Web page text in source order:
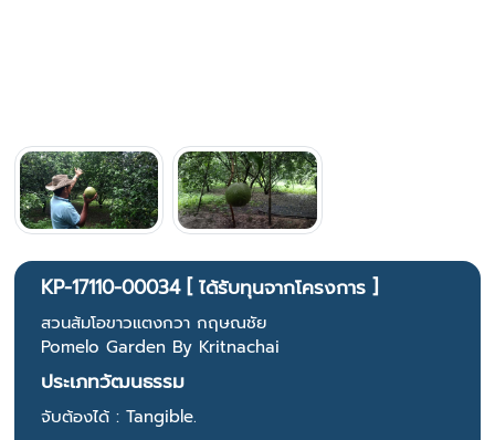
KP-17110-00034 [ ได้รับทุนจากโครงการ ]
สวนส้มโอขาวแตงกวา กฤษณชัย
Pomelo Garden By Kritnachai
ประเภทวัฒนธรรม
จับต้องได้ : Tangible.